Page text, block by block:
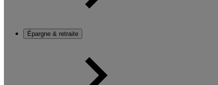
Épargne & retraite